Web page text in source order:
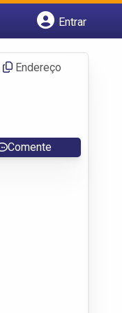
Entrar
Endereço
Comente